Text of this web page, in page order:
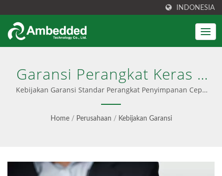
INDONESIA
Garansi Perangkat Keras 3
Tahun Dan Dukungan
Perangkat Lunak |
Kebijakan Garansi Standar Perangkat Penyimpanan Ceph
Ambedded dan SUSE Enterprise. | Perangkat
penyimpanan Ceph untuk perusahaan
Home / Perusahaan / Kebijakan Garansi